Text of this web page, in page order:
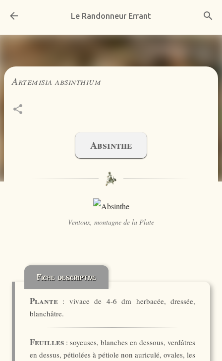
Accéder au contenu principal
Le Randonneur Errant
Artemisia absinthium
Absinthe
Ventoux, montagne de la Plate
Fiche descriptive
Plante : vivace de 4-6 dm herbacée, dressée,
blanchâtre.
Feuilles : soyeuses, blanches en dessous, verdâtres
en dessus, pétiolées à pétiole non auriculé, ovales, les